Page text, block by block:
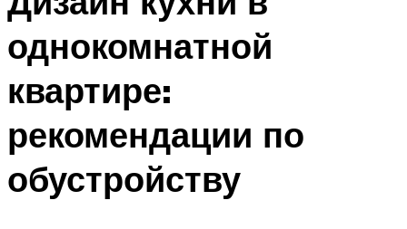
однокомнатной
квартире:
рекомендации по
обустройству